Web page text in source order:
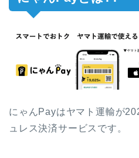
にゃんPayはヤマト運輸が
ュレス決済サービスです。